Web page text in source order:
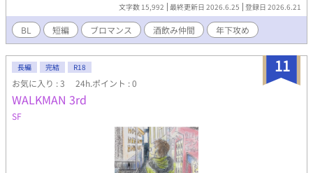
文字数 15,992 最終更新日 2026.6.25 登録日 2026.6.21
BL 短編 ブロマンス 酒飲み仲間 年下攻め
11
長編 完結 R18
お気に入り : 3 24h.ポイント : 0
WALKMAN 3rd
SF